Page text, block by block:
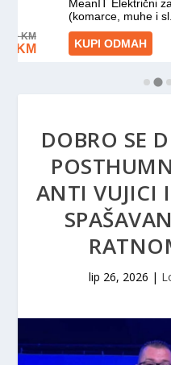
DOBRO SE
ANTI VUJICI
lip 26, 2026 |